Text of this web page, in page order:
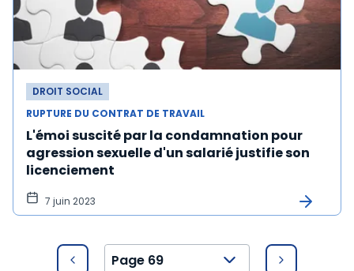
DROIT SOCIAL
RUPTURE DU CONTRAT DE TRAVAIL
L'émoi suscité par la condamnation pour
agression sexuelle d'un salarié justifie son
licenciement
7 juin 2023